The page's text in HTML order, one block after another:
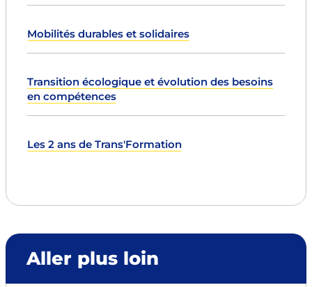
Mobilités durables et solidaires
Transition écologique et évolution des besoins
en compétences
Les 2 ans de Trans'Formation
Aller plus loin